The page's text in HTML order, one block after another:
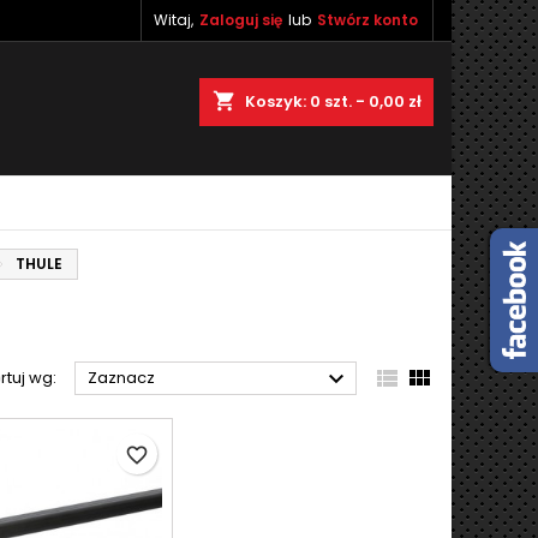
Witaj, Zaloguj się lub Stwórz konto
shopping_cart Koszyk: 0 szt. - 0,00 zł
THULE
wg: Zaznacz   
favorite_border